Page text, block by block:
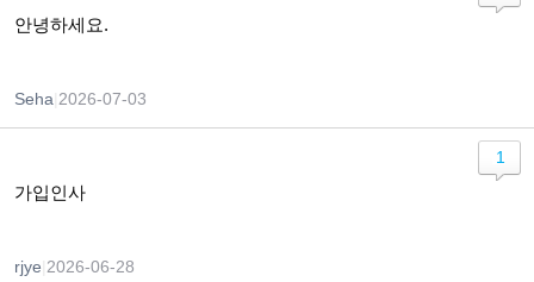
안녕하세요.
Seha 2026-07-03
가입인사
rjye 2026-06-28
1